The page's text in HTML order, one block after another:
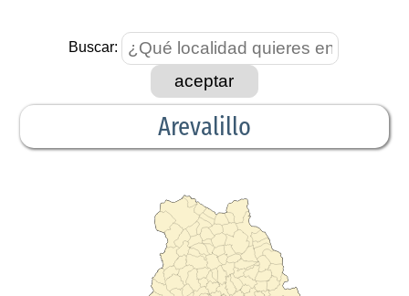
Buscar:
aceptar
Arevalillo